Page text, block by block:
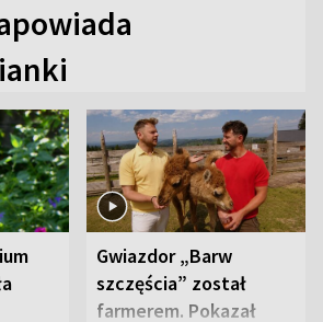
Gwiazdor „Barw
szczęścia” został
farmerem. Pokazał